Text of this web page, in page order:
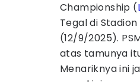
Championship (
Tegal di
(12/9/2025).
atas tamunya
Menariknya ini